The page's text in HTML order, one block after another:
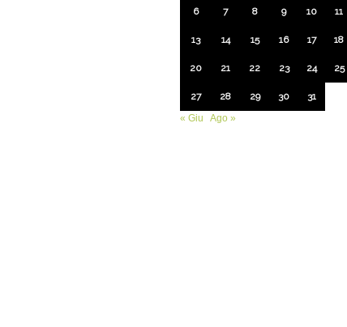
6 7 8 9 10 11
13 14 15 16 17 18
20 21 22 23 24 25
27 28 29 30
31
« Giu
Ago »